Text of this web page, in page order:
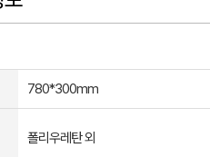
780*300mm
폴리우레탄 외